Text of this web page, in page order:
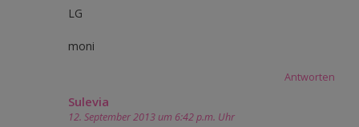
LG
moni
Antworten
Sulevia
12. September 2013 um 6:42 p.m. Uhr